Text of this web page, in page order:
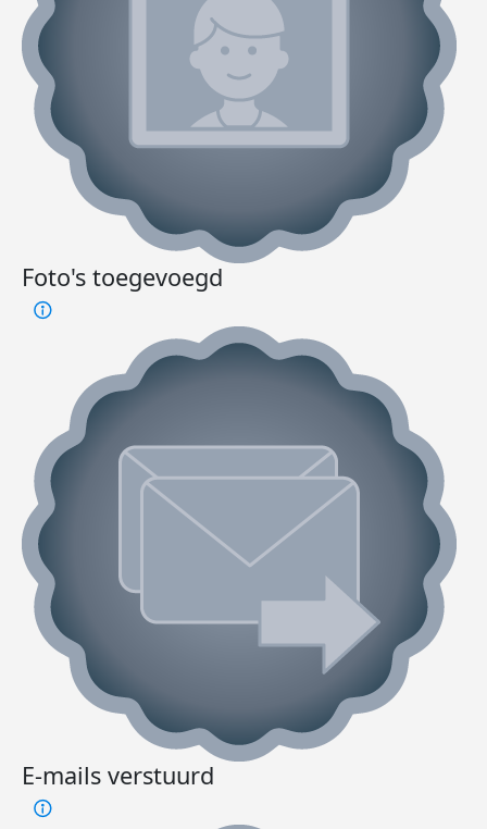
Foto's toegevoegd
E-mails verstuurd